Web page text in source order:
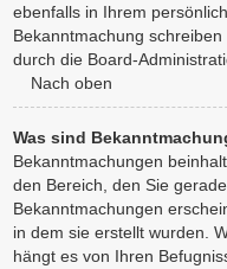
ebenfalls in Ihrem
Bekanntmachung
durch die Board-
Nach oben
Was sind
Bekanntmachungen
den Bereich, den Sie
Bekanntmachungen
in dem sie erstellt wurden.
hängt es von Ihren